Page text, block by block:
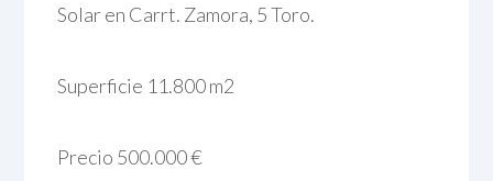
Solar en Carrt. Zamora, 5 Toro.
Superficie 11.800 m2
Precio 500.000 €